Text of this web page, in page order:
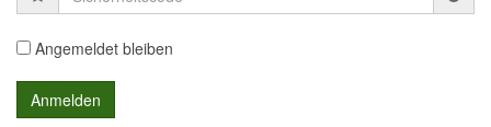
Angemeldet bleiben